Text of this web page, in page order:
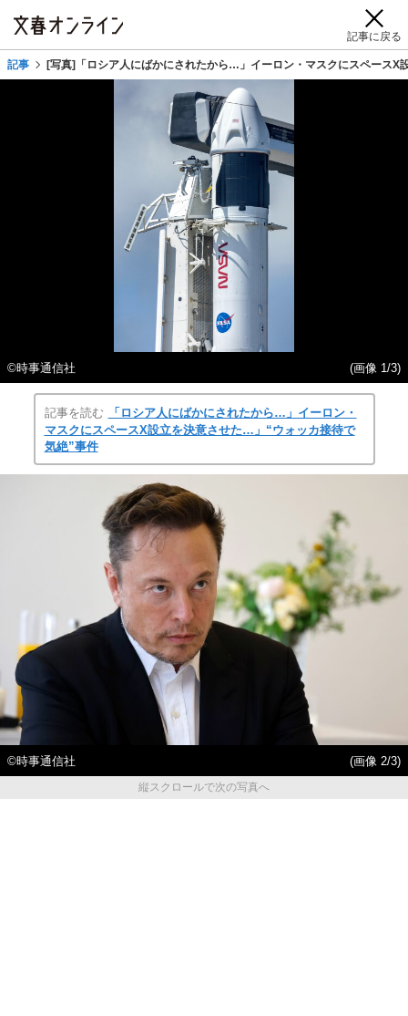
記事に戻る
記事 [写真]「ロシア人にばかにされたから…」イーロン・マスクにスペースX
©時事通信社 (画像 1/3)
記事を読む
「ロシア人にばかにされたから…」イーロン・
マスクにスペースX設立を決意させた…」“ウォッカ接待で
気絶”事件
©時事通信社
(画像 2/3)
縦スクロールで次の写真へ